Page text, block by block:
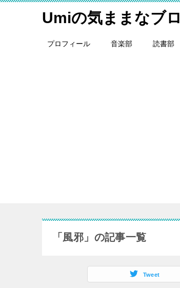
Umiの気ままなブ
プロフィール 音楽部 読書部
「風邪」の記事一覧
Tweet